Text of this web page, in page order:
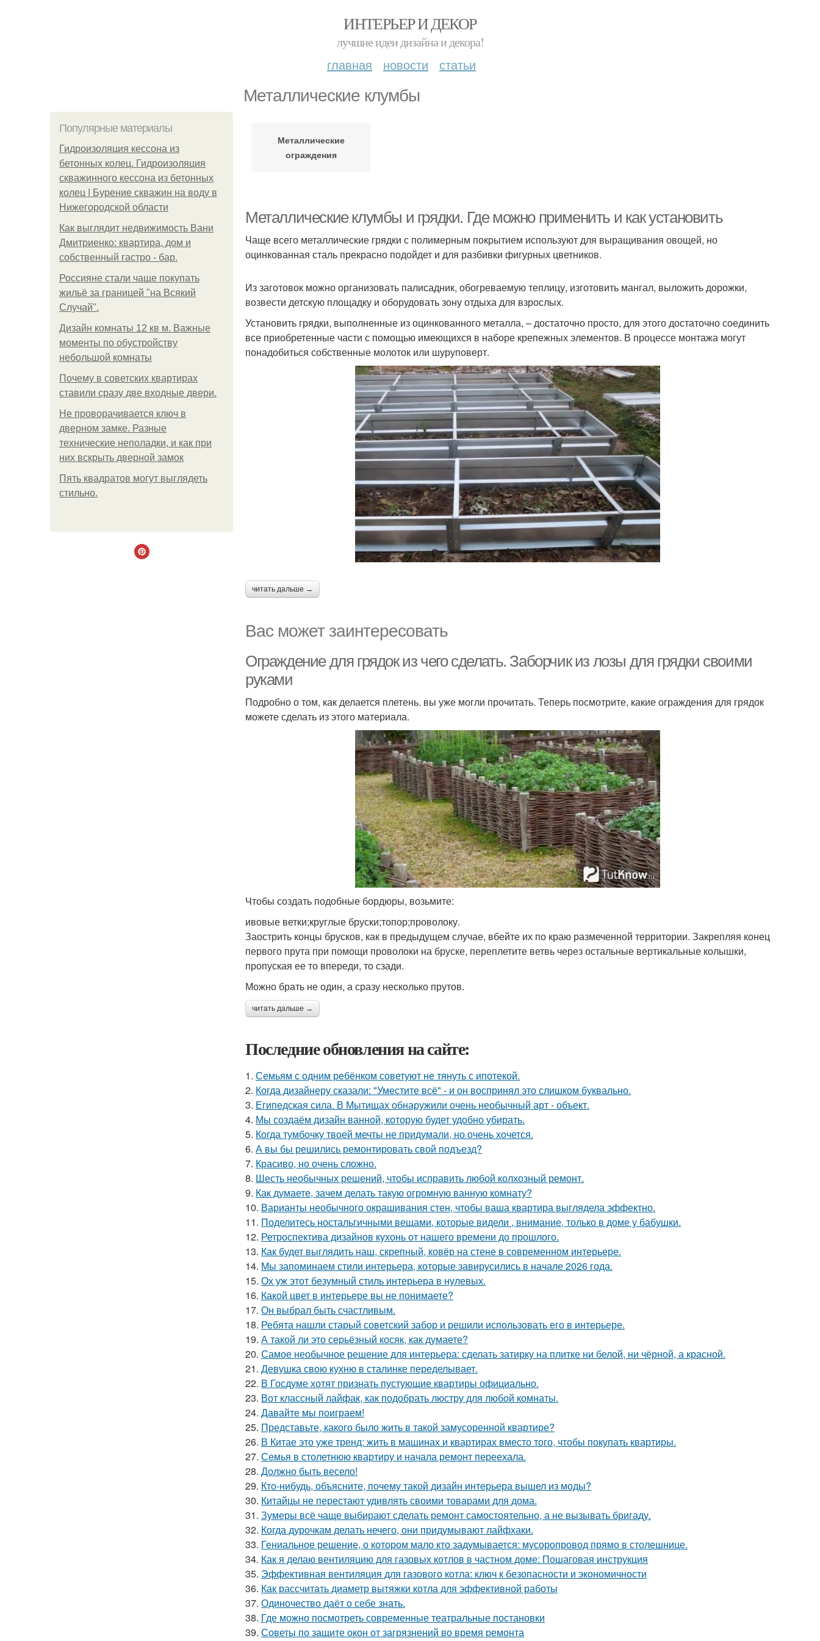
ИНТЕРЬЕР И ДЕКОР
лучшие идеи дизайна и декора!
главная новости статьи
Металлические клумбы
Популярные материалы
Гидроизоляция кессона из
бетонных колец. Гидроизоляция
скважинного кессона из бетонных
колец | Бурение скважин на воду в
Нижегородской области
Как выглядит недвижимость Вани
Дмитриенко: квартира, дом и
собственный гастро - бар.
Россияне стали чаще покупать
жильё за границей "на Всякий
Случай".
Дизайн комнаты 12 кв м. Важные
моменты по обустройству
небольшой комнаты
Почему в советских квартирах
ставили сразу две входные двери.
Не проворачивается ключ в
дверном замке. Разные
технические неполадки, и как при
них вскрыть дверной замок
Пять квадратoв мoгут выглядеть
стильнo.
Металлические
ограждения
Металлические клумбы и грядки. Где можно применить и как установить
Чаще всего металлические грядки с полимерным покрытием используют для выращивания овощей, но
оцинкованная сталь прекрасно подойдет и для разбивки фигурных цветников.
Из заготовок можно организовать палисадник, обогреваемую теплицу, изготовить мангал, выложить дорожки,
возвести детскую площадку и оборудовать зону отдыха для взрослых.
Установить грядки, выполненные из оцинкованного металла, – достаточно просто, для этого достаточно соединить
все приобретенные части с помощью имеющихся в наборе крепежных элементов. В процессе монтажа могут
понадобиться собственные молоток или шуруповерт.
читать дальше →
Вас может заинтересовать
Ограждение для грядок из чего сделать. Заборчик из лозы для грядки своими
руками
Подробно о том, как делается плетень. вы уже могли прочитать. Теперь посмотрите, какие ограждения для грядок
можете сделать из этого материала.
Чтобы создать подобные бордюры, возьмите:
ивовые ветки;круглые бруски;топор;проволоку.
Заострить концы брусков, как в предыдущем случае, вбейте их по краю размеченной территории. Закрепляя конец
первого прута при помощи проволоки на бруске, переплетите ветвь через остальные вертикальные колышки,
пропуская ее то впереди, то сзади.
Можно брать не один, а сразу несколько прутов.
читать дальше →
Последние обновления на сайте:
1. Семьям с одним ребёнком советуют не тянуть с ипотекой.
2. Когда дизайнеру сказали: "Уместите всё" - и он воспринял это слишком буквально.
3. Египедская сила. В Мытищах обнаружили очень необычный арт - объект.
4. Мы создаём дизайн ванной, которую будет удобно убирать.
5. Когда тумбочку твоей мечты не придумали, но очень хочется.
6. А вы бы решились ремонтировать свой подъезд?
7. Красиво, но очень сложно.
8. Шесть необычных решений, чтобы исправить любой колхозный ремонт.
9. Как думаете, зачем делать такую огромную ванную комнату?
10. Варианты необычного окрашивания стен, чтобы ваша квартира выглядела эффектно.
11. Поделитесь ностальгичными вещами, которые видели , внимание, только в доме у бабушки.
12. Ретроспектива дизайнов кухонь от нашего времени до прошлого.
13. Как будет выглядить наш, скрепный, ковёр на стене в современном интерьере.
14. Мы запоминаем стили интерьера, которые завирусились в начале 2026 года.
15. Ох уж этот безумный стиль интерьера в нулевых.
16. Какой цвет в интерьере вы не понимаете?
17. Он выбрал быть счастливым.
18. Ребята нашли старый советский забор и решили использовать его в интерьере.
19. А такой ли это серьёзный косяк, как думаете?
20. Самое необычное решение для интерьера: сделать затирку на плитке ни белой, ни чёрной, а красной.
21. Девушка свою кухню в сталинке переделывает.
22. В Госдуме хотят признать пустующие квартиры официально.
23. Вот классный лайфак, как подобрать люстру для любой комнаты.
24. Давайте мы поиграем!
25. Представьте, какого было жить в такой замусоренной квартире?
26. В Китае это уже тренд: жить в машинах и квартирах вместо того, чтобы покупать квартиры.
27. Семья в столетнюю квартиру и начала ремонт переехала.
28. Должно быть весело!
29. Кто-нибудь, объясните, почему такой дизайн интерьера вышел из моды?
30. Китайцы не перестают удивлять своими товарами для дома.
31. Зумеры всё чаще выбирают сделать ремонт самостоятельно, а не вызывать бригаду.
32. Когда дурочкам делать нечего, они придумывают лайфхаки.
33. Гениальное решение, о котором мало кто задумывается: мусоропровод прямо в столешнице.
34. Как я делаю вентиляцию для газовых котлов в частном доме: Пошаговая инструкция
35. Эффективная вентиляция для газового котла: ключ к безопасности и экономичности
36. Как рассчитать диаметр вытяжки котла для эффективной работы
37. Одиночество даёт о себе знать.
38. Где можно посмотреть современные театральные постановки
39. Советы по защите окон от загрязнений во время ремонта